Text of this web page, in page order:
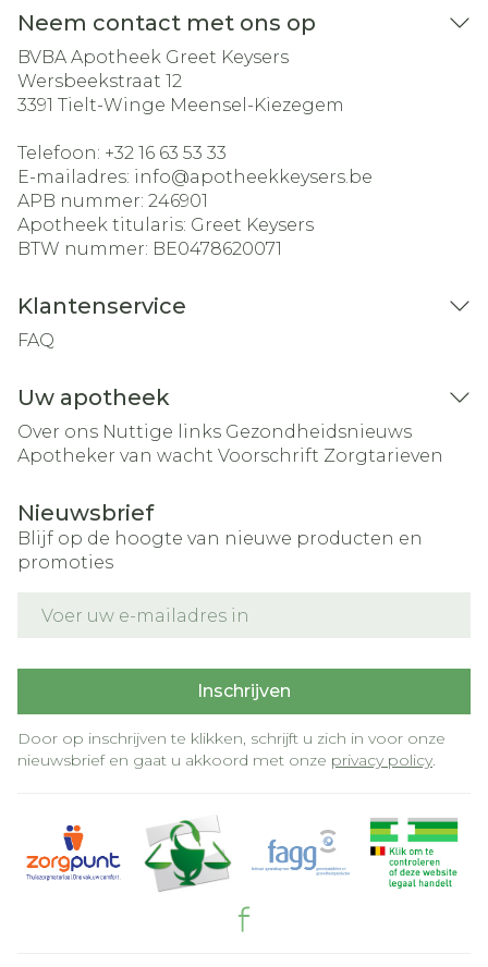
Neem contact met ons op
BVBA Apotheek Greet Keysers
Wersbeekstraat 12
3391 Tielt-Winge Meensel-Kiezegem
Telefoon: +32 16 63 53 33
E-mailadres: info@apotheekkeysers.be
APB nummer: 246901
Apotheek titularis: Greet Keysers
BTW nummer: BE0478620071
Klantenservice
FAQ
Uw apotheek
Over ons Nuttige links Gezondheidsnieuws
Apotheker van wacht Voorschrift Zorgtarieven
Nieuwsbrief
Blijf op de hoogte van nieuwe producten en
promoties
Inschrijven
Door op inschrijven te klikken, schrijft u zich in voor onze
nieuwsbrief en gaat u akkoord met onze privacy policy.